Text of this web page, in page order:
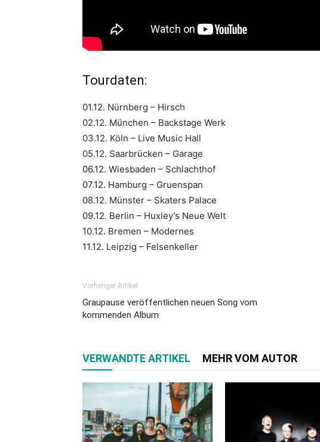
Tourdaten:
01.12. Nürnberg – Hirsch
02.12. München – Backstage Werk
03.12. Köln – Live Music Hall
05.12. Saarbrücken – Garage
06.12. Wiesbaden – Schlachthof
07.12. Hamburg – Gruenspan
08.12. Münster – Skaters Palace
09.12. Berlin – Huxley’s Neue Welt
10.12. Bremen – Modernes
11.12. Leipzig – Felsenkeller
Vorheriger Artikel
Graupause veröffentlichen neuen Song vom
kommenden Album
VERWANDTE ARTIKEL MEHR VOM AUTOR